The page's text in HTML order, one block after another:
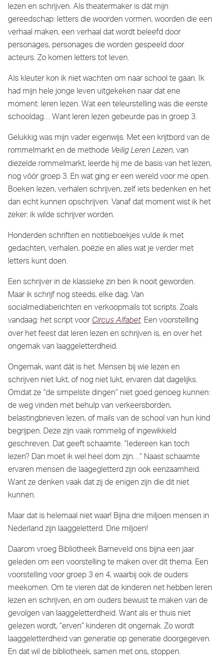
lezen en schrijven. Als theatermaker is dát mijn
gereedschap: letters die woorden vormen, woorden die een
verhaal maken, een verhaal dat wordt beleefd door
personages, personages die worden gespeeld door
acteurs. Zo komen letters tot leven.
Als kleuter kon ik niet wachten om naar school te gaan. Ik
had mijn hele jonge leven uitgekeken naar dat ene
moment: leren lezen. Wat een teleurstelling was die eerste
schooldag… Want leren lezen gebeurde pas in groep 3.
Gelukkig was mijn vader eigenwijs. Met een krijtbord van de
rommelmarkt en de methodeVeilig Leren Lezen, van
diezelde rommelmarkt, leerde hij me de basis van het lezen,
nog vóór groep 3. En wat ging er een wereld voor me open.
Boeken lezen, verhalen schrijven, zelf iets bedenken en het
dan echt kunnen opschrijven. Vanaf dat moment wist ik het
zeker: ik wilde schrijver worden.
Honderden schriften en notitieboekjes vulde ik met
gedachten, verhalen, poëzie en alles wat je verder met
letters kunt doen.
Een schrijver in de klassieke zin ben ik nooit geworden.
Maar ik schrijf nog steeds, elke dag. Van
socialmediaberichten en verkoopmails tot scripts. Zoals
vandaag: het script voorCircus Alfabet. Een voorstelling
over het feest dat leren lezen en schrijven is, en over het
ongemak van laaggeletterdheid.
Ongemak, want dát is het. Mensen bij wie lezen en
schrijven niet lukt, of nog niet lukt, ervaren dat dagelijks.
Omdat ze “de simpelste dingen” niet goed genoeg kunnen:
de weg vinden met behulp van verkeersborden,
belastingbrieven lezen, of mails van de school van hun kind
begrijpen. Deze zijn vaak rommelig of ingewikkeld
geschreven. Dat geeft schaamte. “Iedereen kan toch
lezen? Dan moet ik wel heel dom zijn…” Naast schaamte
ervaren mensen die laagegletterd zijn ook eenzaamheid.
Want ze denken vaak dat zij de enigen zijn die dit niet
kunnen.
Maar dat is helemaal niet waar! Bijna drie miljoen mensen in
Nederland zijn laaggeletterd. Drie miljoen!
Daarom vroeg Bibliotheek Barneveld ons bijna een jaar
geleden om een voorstelling te maken over dit thema. Een
voorstelling voor groep 3 en 4, waarbij ook de ouders
meekomen. Om te vieren dat de kinderen net hebben leren
lezen en schrijven, en om ouders bewust te maken van de
gevolgen van laaggeletterdheid. Want als er thuis niet
gelezen wordt, “erven” kinderen dit ongemak. Zo wordt
laaggeletterdheid van generatie op generatie doorgegeven.
En dat wil de bibliotheek, samen met ons, stoppen.